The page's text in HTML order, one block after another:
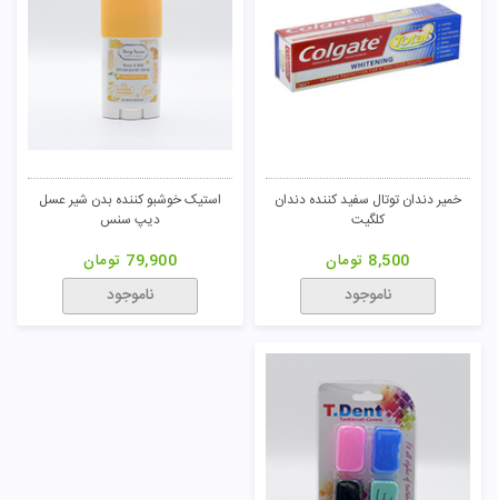
خمیر دندان توتال سفید کننده دندان
کلگیت
8,500 تومان
ناموجود
استیک خوشبو کننده بدن شیر عسل
دیپ سنس
79,900 تومان
ناموجود